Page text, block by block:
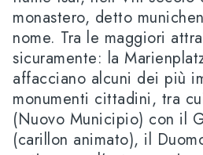
monastero, detto
nome. Tra le maggiori
sicuramente: la
affacciano alcuni dei più
monumenti cittadini, tra
(Nuovo Municipio) con il
(carillon animato), il